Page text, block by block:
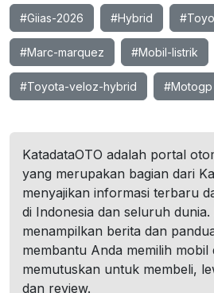
#Giias-2026 #Hybrid
#Marc-marquez #Mobil-listrik
#Toyota-veloz-hybrid #Motogp
KatadataOTO adalah portal
yang merupakan bagian dari
menyajikan informasi terbaru
di Indonesia dan seluruh
menampilkan berita dan
membantu Anda memilih
memutuskan untuk membeli,
dan review.